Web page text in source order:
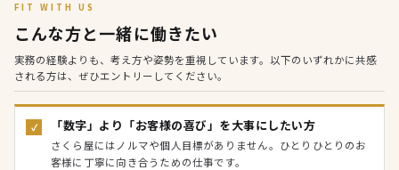
FIT WITH US
こんな方と一緒に働きたい
実務の経験よりも、考え方や姿勢を重視しています。以下のいずれかに共感
される方は、ぜひエントリーしてください。
✓ 「数字」より「お客様の喜び」を大事にしたい方
さくら屋にはノルマや個人目標がありません。ひとりひとりのお
客様に丁寧に向き合うための仕事です。